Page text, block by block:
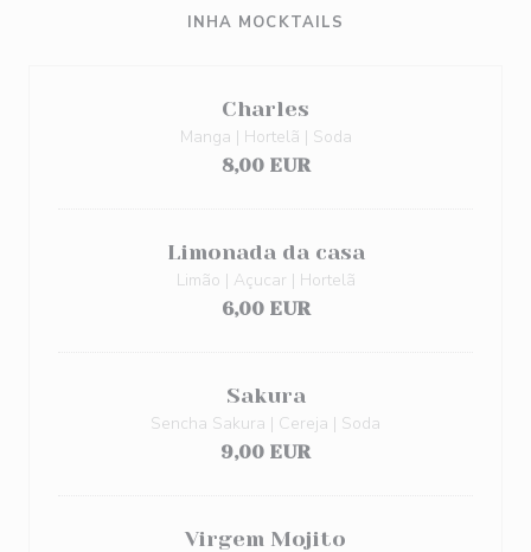
INHA MOCKTAILS
Charles
Manga | Hortelã | Soda
8,00 EUR
Limonada da casa
Limão | Açucar | Hortelã
6,00 EUR
Sakura
Sencha Sakura | Cereja | Soda
9,00 EUR
Virgem Mojito